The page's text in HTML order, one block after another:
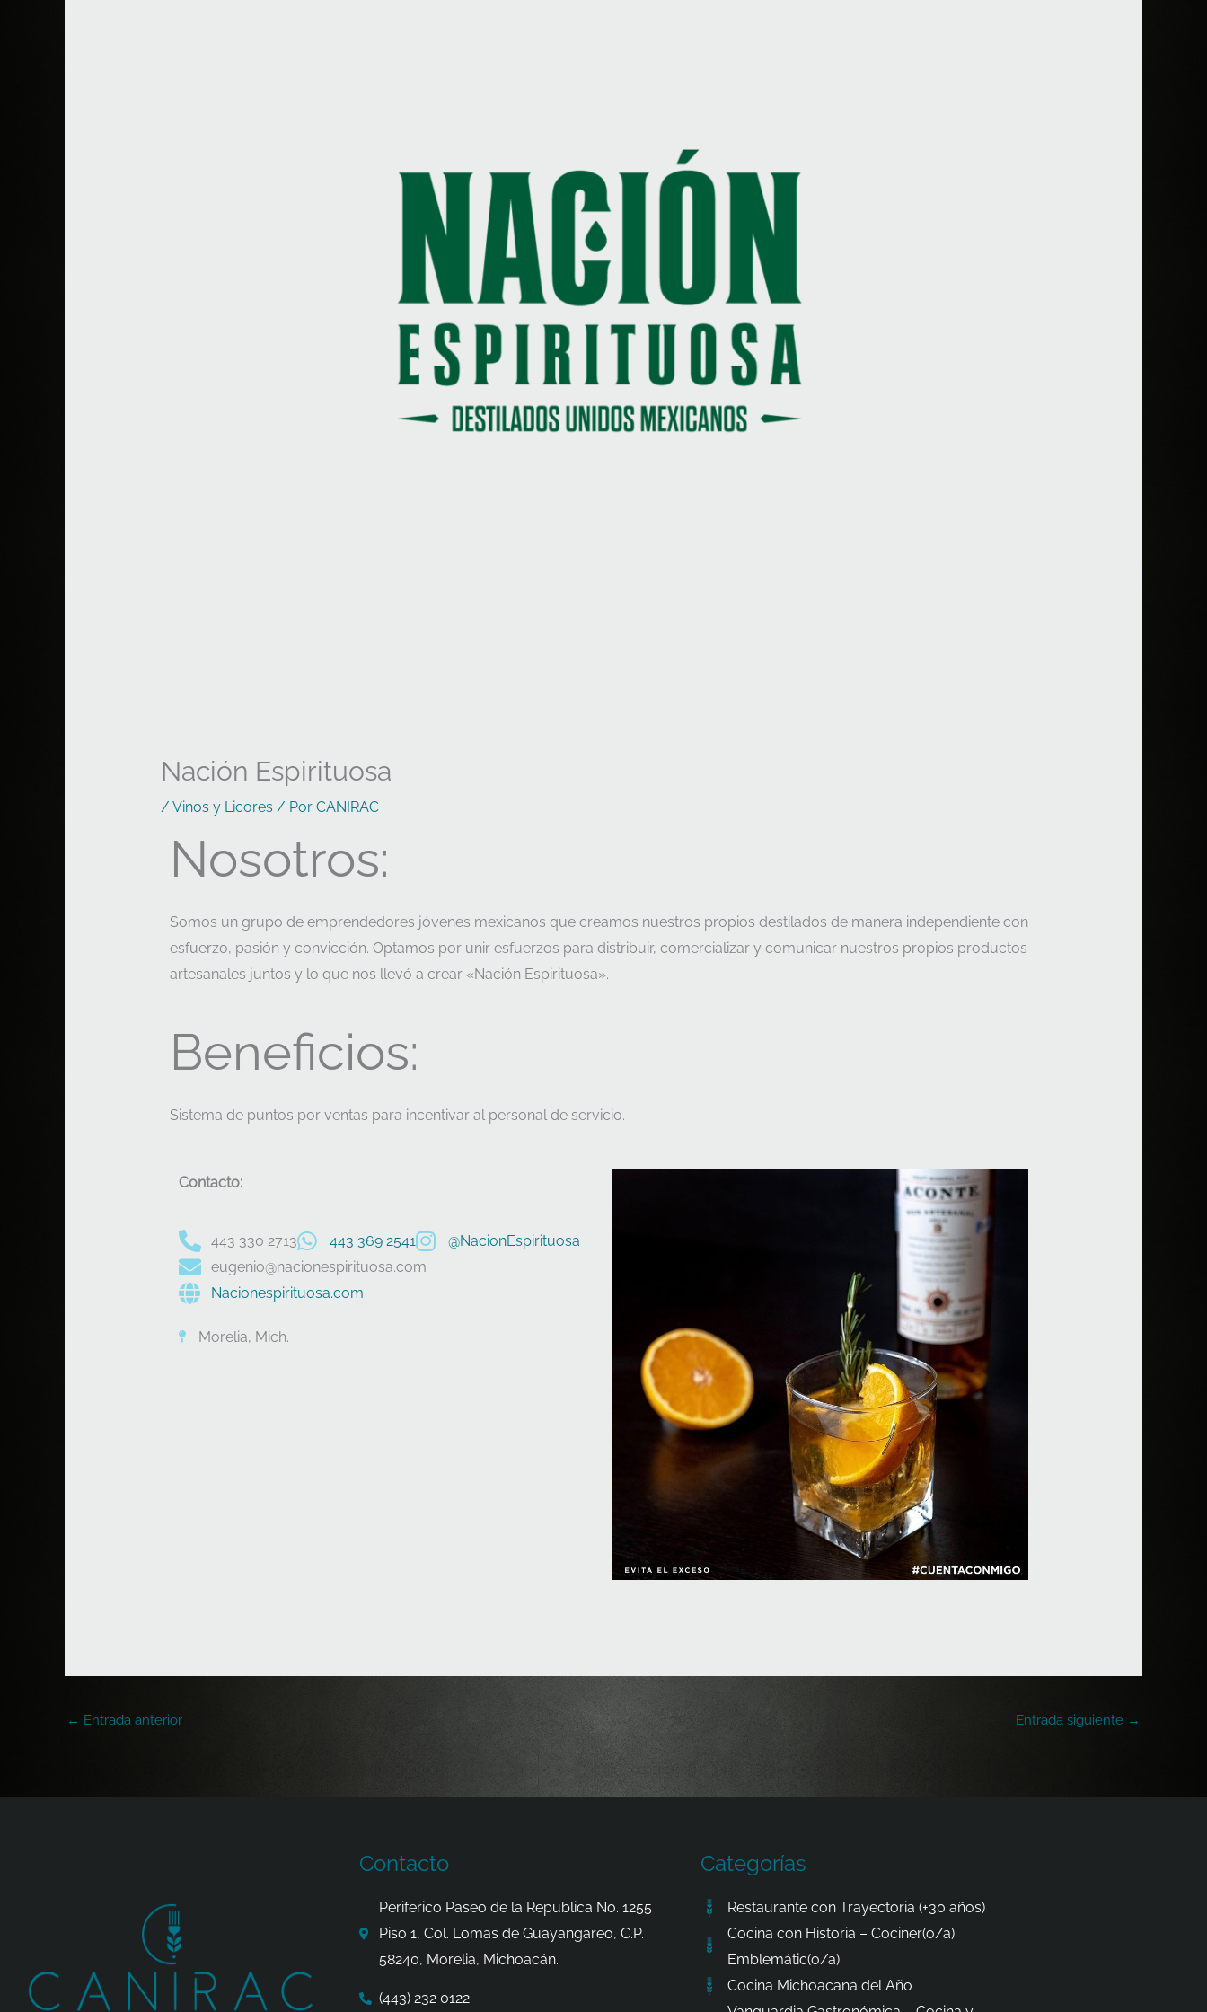
Nación Espirituosa
/ Vinos y Licores / Por CANIRAC
Nosotros:
Somos un grupo de emprendedores jóvenes mexicanos que creamos nuestros propios destilados de manera independiente con
esfuerzo, pasión y convicción. Optamos por unir esfuerzos para distribuir, comercializar y comunicar nuestros propios productos
artesanales juntos y lo que nos llevó a crear «Nación Espirituosa».
Beneficios:
Sistema de puntos por ventas para incentivar al personal de servicio.
Contacto:
443 330 2713 443 369 2541
@NacionEspirituosa
eugenio@nacionespirituosa.com
Nacionespirituosa.com
Morelia, Mich.
← Entrada anterior Entrada siguiente →
Contacto
Periferico Paseo de la Republica No. 1255
Piso 1, Col. Lomas de Guayangareo, C.P.
58240, Morelia, Michoacán.
(443) 232 0122
Categorías
Restaurante con Trayectoria (+30 años)
Cocina con Historia – Cociner(o/a)
Emblemátic(o/a)
Cocina Michoacana del Año